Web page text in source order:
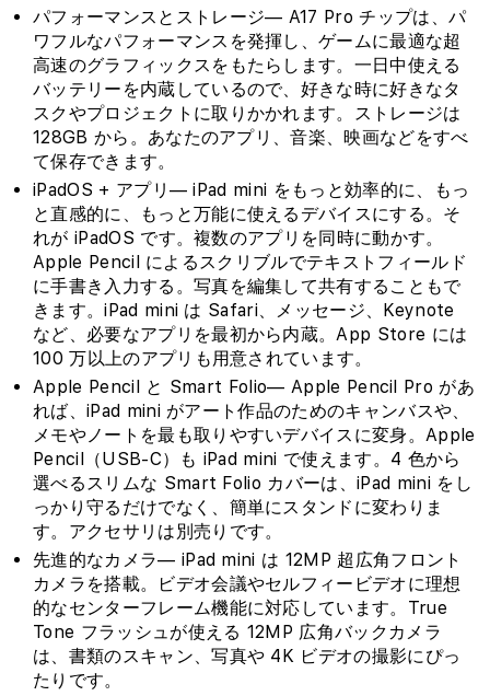
パフォーマンスとストレージ— A17 Pro チップは、パ
ワフルなパフォーマンスを発揮し、ゲームに最適な超
高速のグラフィックスをもたらします。一日中使える
バッテリーを内蔵しているので、好きな時に好きなタ
スクやプロジェクトに取りかかれます。ストレージは
128GB から。あなたのアプリ、音楽、映画などをすべ
て保存できます。
iPadOS + アプリ— iPad mini をもっと効率的に、もっ
と直感的に、もっと万能に使えるデバイスにする。そ
れが iPadOS です。複数のアプリを同時に動かす。
Apple Pencil によるスクリブルでテキストフィールド
に手書き入力する。写真を編集して共有することもで
きます。iPad mini は Safari、メッセージ、Keynote
など、必要なアプリを最初から内蔵。App Store には
100 万以上のアプリも用意されています。
Apple Pencil と Smart Folio— Apple Pencil Pro があ
れば、iPad mini がアート作品のためのキャンバスや、
メモやノートを最も取りやすいデバイスに変身。Apple
Pencil（USB-C）も iPad mini で使えます。4 色から
選べるスリムな Smart Folio カバーは、iPad mini をし
っかり守るだけでなく、簡単にスタンドに変わりま
す。アクセサリは別売りです。
先進的なカメラ— iPad mini は 12MP 超広角フロント
カメラを搭載。ビデオ会議やセルフィービデオに理想
的なセンターフレーム機能に対応しています。True
Tone フラッシュが使える 12MP 広角バックカメラ
は、書類のスキャン、写真や 4K ビデオの撮影にぴっ
たりです。